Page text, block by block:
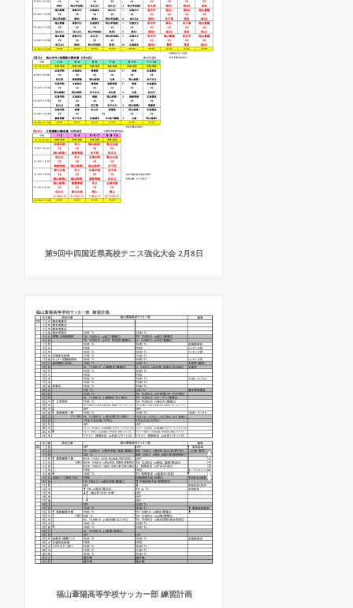
第9回中四国近県高校テニス強化大会 2月8日
福山葦陽高等学校サッカー部 練習計画